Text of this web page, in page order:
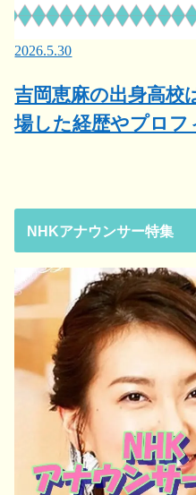
2026.5.30
吉岡恵麻の出身高校
場した経歴やプロフ
NHKアナウンサー特集